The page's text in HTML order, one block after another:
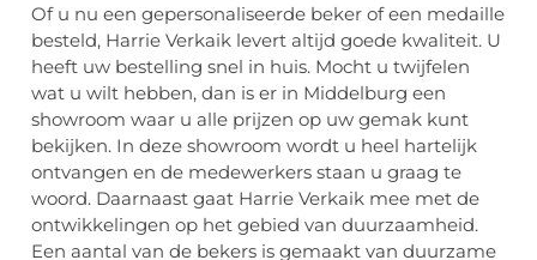
Of u nu een gepersonaliseerde beker of een medaille
besteld, Harrie Verkaik levert altijd goede kwaliteit. U
heeft uw bestelling snel in huis. Mocht u twijfelen
wat u wilt hebben, dan is er in Middelburg een
showroom waar u alle prijzen op uw gemak kunt
bekijken. In deze showroom wordt u heel hartelijk
ontvangen en de medewerkers staan u graag te
woord. Daarnaast gaat Harrie Verkaik mee met de
ontwikkelingen op het gebied van duurzaamheid.
Een aantal van de bekers is gemaakt van duurzame